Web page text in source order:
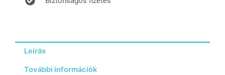
Leírás
További információk